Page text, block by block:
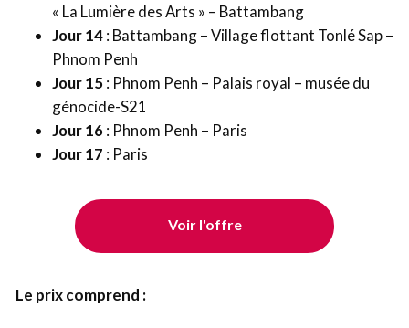
« La Lumière des Arts » – Battambang
Jour 14: Battambang – Village flottant Tonlé Sap –
Phnom Penh
Jour 15 : Phnom Penh – Palais royal – musée du
génocide-S21
Jour 16: Phnom Penh – Paris
Jour 17 : Paris
Voir l'offre
Le prix comprend :